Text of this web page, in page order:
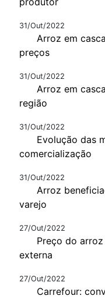
31/Out/2022
Arroz em
preços
31/Out/2022
Arroz em
região
31/Out/2022
Evolução das
comercialização
31/Out/2022
Arroz
varejo
27/Out/2022
Preço do
externa
27/Out/2022
Carrefour: